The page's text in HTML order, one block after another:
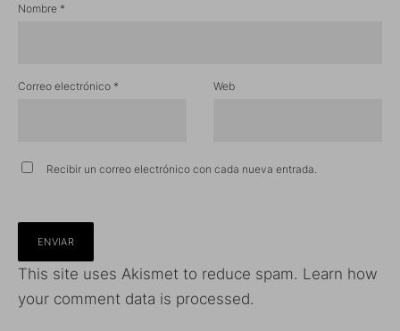
Nombre *
Correo electrónico * Web
Recibir un correo electrónico con cada nueva entrada.
This site uses Akismet to reduce spam. Learn how
your comment data is processed.